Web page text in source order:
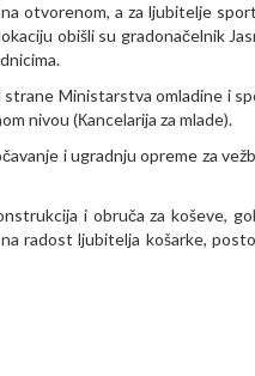
otvorenom, a za ljubitelje
obišli su gradonačelnik
strane Ministarstva omladine i
nivou (Кancelarija za mlade).
i ugradnju opreme za
i obruča za koševe,
radost ljubitelja košarke,